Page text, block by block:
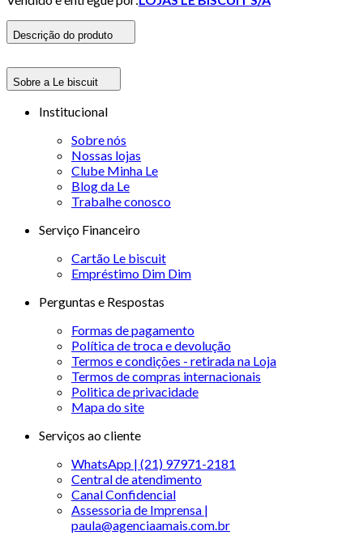
Descrição do produto
Sobre a Le biscuit
Institucional
Sobre nós
Nossas lojas
Clube Minha Le
Blog da Le
Trabalhe conosco
Serviço Financeiro
Cartão Le biscuit
Empréstimo Dim Dim
Perguntas e Respostas
Formas de pagamento
Política de troca e devolução
Termos e condições - retirada na Loja
Termos de compras internacionais
Politica de privacidade
Mapa do site
Serviços ao cliente
WhatsApp | (21) 97971-2181
Central de atendimento
Canal Confidencial
Assessoria de Imprensa |
paula@agenciaamais.com.br